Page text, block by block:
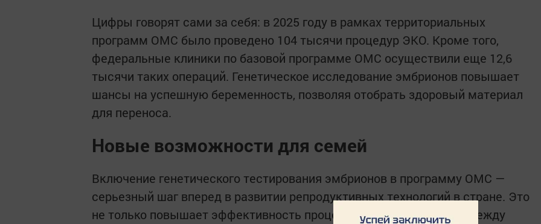
Цифры говорят сами за себя: в 2025 году в рамках территориальных
программ ОМС было проведено 104 тысячи процедур ЭКО. Кроме того,
федеральные клиники по базовой программе ОМС осуществили еще 12,6
тысячи таких операций. Генетическое исследование эмбрионов повышает
шансы на успешную беременность, позволяя отобрать здоровый материал
для переноса.
Новые возможности для семей
Включение генетического тестирования эмбрионов в программу ОМС —
серьезный шаг вперед в развитии репродуктивных технологий в стране. Это
не только повышает эффективность процедуры ЭКО, но и дает надежду